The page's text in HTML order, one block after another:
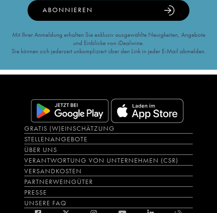
ABONNIEREN
Mit Ihrer Anmeldung erhalten Sie exklusiv ausgewählte Neuigkeiten, Angebote
und Einblicke von iDealwine.
Sie können sich jederzeit unkompliziert über den Link in jeder E-Mail abmelden.
GRATIS (W)EINSCHÄTZUNG
STELLENANGEBOTE
ÜBER UNS
VERANTWORTUNG VON UNTERNEHMEN (CSR)
VERSANDKOSTEN
PARTNERWEINGÜTER
PRESSE
UNSERE FAQ